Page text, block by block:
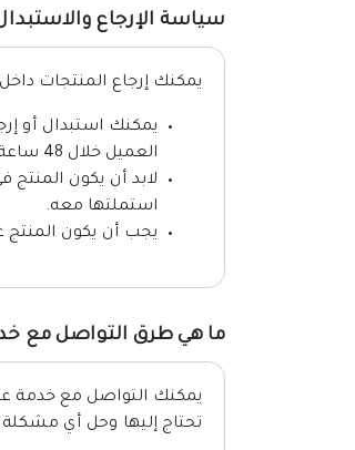
سياسة الإرجاع
يمكنك إرجاع المنتجات
العميل خلال 48 ساعة من وصول التقرير الخاص بعملية الإرجاع.
لابد أن يكون المنتج
استملتها معه.
يجب أن يكون المنتج
ما هي طرق التواصل مع
يمكنك التواصل مع خدمة
تحتاج إليها وحل أي